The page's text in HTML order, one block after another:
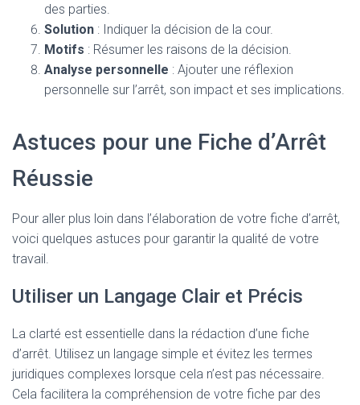
des parties.
Solution : Indiquer la décision de la cour.
Motifs : Résumer les raisons de la décision.
Analyse personnelle : Ajouter une réflexion
personnelle sur l’arrêt, son impact et ses implications.
Astuces pour une Fiche d’Arrêt
Réussie
Pour aller plus loin dans l’élaboration de votre fiche d’arrêt,
voici quelques astuces pour garantir la qualité de votre
travail.
Utiliser un Langage Clair et Précis
La clarté est essentielle dans la rédaction d’une fiche
d’arrêt. Utilisez un langage simple et évitez les termes
juridiques complexes lorsque cela n’est pas nécessaire.
Cela facilitera la compréhension de votre fiche par des